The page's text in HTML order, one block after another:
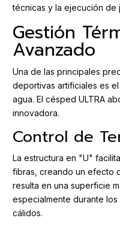
técnicas y la ejecución de
Gestión
Avanzado
Una de las principales
deportivas artificiales es
agua. El césped ULTRA
innovadora.
Control de
La estructura en "U"
fibras, creando un efecto
resulta en una superficie
especialmente durante
cálidos.